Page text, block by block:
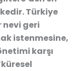
Türkiye
geri
istenmesine,
karşı